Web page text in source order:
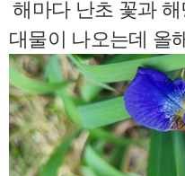
해마다 난초 꽃과
대물이 나오는데 올